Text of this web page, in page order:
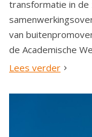
transformatie in de
van
de Academische
Lees verder